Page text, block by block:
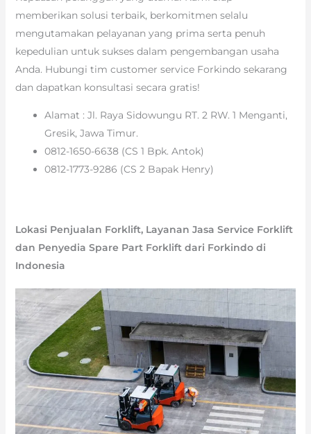
memberikan solusi terbaik, berkomitmen selalu
mengutamakan pelayanan yang prima serta penuh
kepedulian untuk sukses dalam pengembangan usaha
Anda. Hubungi tim customer service Forkindo sekarang
dan dapatkan konsultasi secara gratis!
Alamat : Jl. Raya Sidowungu RT. 2 RW. 1 Menganti,
Gresik, Jawa Timur.
0812-1650-6638 (CS 1 Bpk. Antok)
0812-1773-9286 (CS 2 Bapak Henry)
Lokasi Penjualan Forklift, Layanan Jasa Service Forklift
dan Penyedia Spare Part Forklift dari Forkindo di
Indonesia